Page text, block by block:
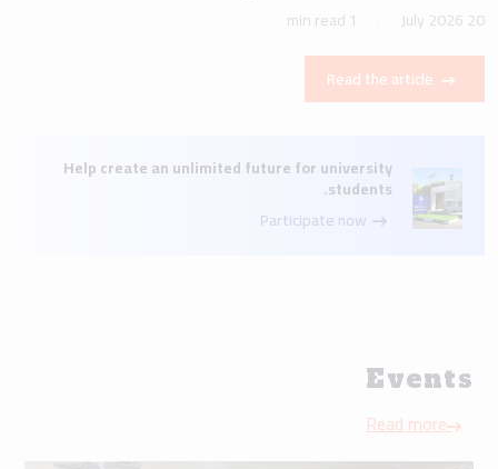
20 July 2026
1 min read
Read the article
Help create an unlimited future for university
students.
Participate now
Events
Read more